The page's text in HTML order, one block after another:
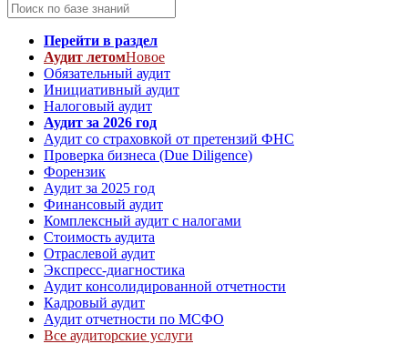
Перейти в раздел
Аудит летомНовое
Обязательный аудит
Инициативный аудит
Налоговый аудит
Аудит за 2026 год
Аудит со страховкой от претензий ФНС
Проверка бизнеса (Due Diligence)
Форензик
Аудит за 2025 год
Финансовый аудит
Комплексный аудит с налогами
Стоимость аудита
Отраслевой аудит
Экспресс-диагностика
Аудит консолидированной отчетности
Кадровый аудит
Аудит отчетности по МСФО
Все аудиторские услуги